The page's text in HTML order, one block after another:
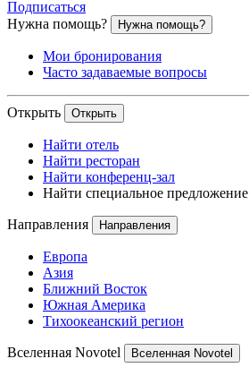
Подписаться
Нужна помощь?
Нужна помощь?
Мои бронирования
Часто задаваемые вопросы
Открыть Открыть
Найти отель
Найти ресторан
Найти конференц-зал
Найти специальное предложение
Направления Направления
Европа
Азия
Ближний Восток
Южная Америка
Тихоокеанский регион
Вселенная Novotel Вселенная Novotel